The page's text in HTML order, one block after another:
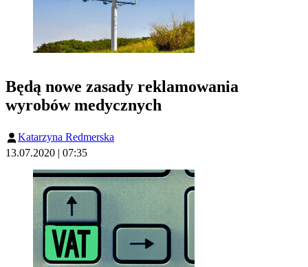
Będą nowe zasady reklamowania
wyrobów medycznych
Katarzyna Redmerska
13.07.2020 | 07:35